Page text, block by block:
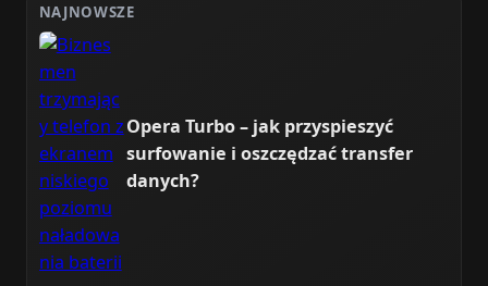
NAJNOWSZE
Opera Turbo – jak przyspieszyć
surfowanie i oszczędzać transfer
danych?